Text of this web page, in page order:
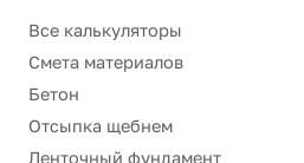
Все калькуляторы
Смета материалов
Бетон
Отсыпка щебнем
Ленточный фундамент